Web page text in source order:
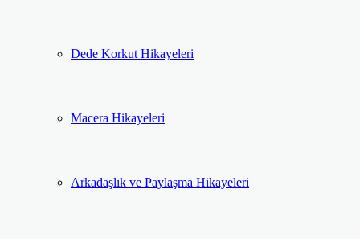
Dede Korkut Hikayeleri
Macera Hikayeleri
Arkadaşlık ve Paylaşma Hikayeleri